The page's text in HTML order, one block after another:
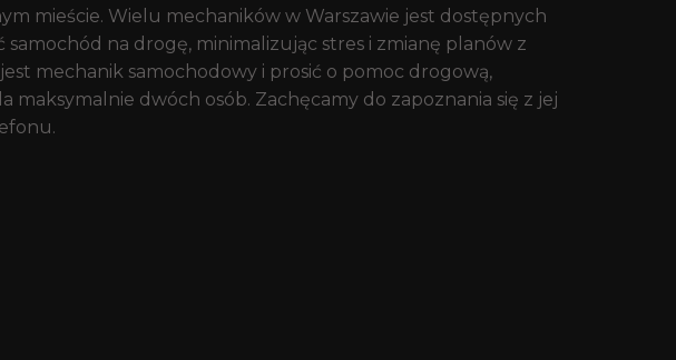
mieście. Wielu mechaników w Warszawie jest dostępnych
na drogę, minimalizując stres i zmianę planów z
mechanik samochodowy i prosić o pomoc drogową,
dwóch osób. Zachęcamy do zapoznania się z jej